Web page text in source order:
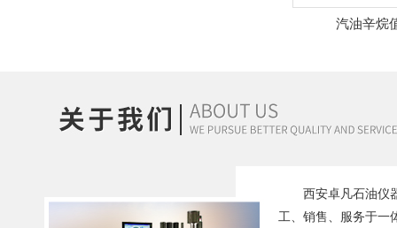
汽油辛烷
西安卓凡石油仪
工、销售、服务于一